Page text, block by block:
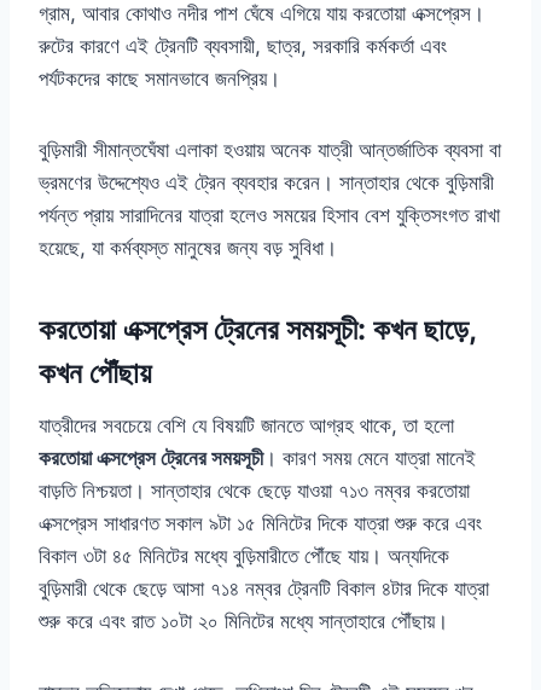
গ্রাম, আবার কোথাও নদীর পাশ ঘেঁষে এগিয়ে যায় করতোয়া এক্সপ্রেস।
রুটের কারণে এই ট্রেনটি ব্যবসায়ী, ছাত্র, সরকারি কর্মকর্তা এবং
পর্যটকদের কাছে সমানভাবে জনপ্রিয়।
বুড়িমারী সীমান্তঘেঁষা এলাকা হওয়ায় অনেক যাত্রী আন্তর্জাতিক ব্যবসা বা
ভ্রমণের উদ্দেশ্যেও এই ট্রেন ব্যবহার করেন। সান্তাহার থেকে বুড়িমারী
পর্যন্ত প্রায় সারাদিনের যাত্রা হলেও সময়ের হিসাব বেশ যুক্তিসংগত রাখা
হয়েছে, যা কর্মব্যস্ত মানুষের জন্য বড় সুবিধা।
করতোয়া এক্সপ্রেস ট্রেনের সময়সূচী: কখন ছাড়ে,
কখন পৌঁছায়
যাত্রীদের সবচেয়ে বেশি যে বিষয়টি জানতে আগ্রহ থাকে, তা হলো
করতোয়া এক্সপ্রেস ট্রেনের সময়সূচী। কারণ সময় মেনে যাত্রা মানেই
বাড়তি নিশ্চয়তা। সান্তাহার থেকে ছেড়ে যাওয়া ৭১৩ নম্বর করতোয়া
এক্সপ্রেস সাধারণত সকাল ৯টা ১৫ মিনিটের দিকে যাত্রা শুরু করে এবং
বিকাল ৩টা ৪৫ মিনিটের মধ্যে বুড়িমারীতে পৌঁছে যায়। অন্যদিকে
বুড়িমারী থেকে ছেড়ে আসা ৭১৪ নম্বর ট্রেনটি বিকাল ৪টার দিকে যাত্রা
শুরু করে এবং রাত ১০টা ২০ মিনিটের মধ্যে সান্তাহারে পৌঁছায়।